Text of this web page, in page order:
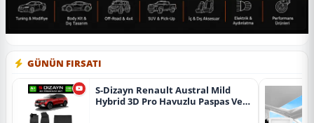
GÜNÜN FIRSATI
S-Dizayn Renault Austral Mild
Hybrid 3D Pro Havuzlu Paspas Ve